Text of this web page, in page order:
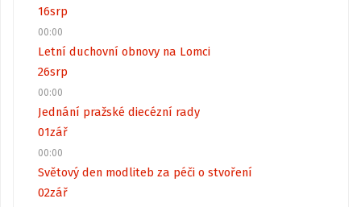
16srp
00:00
Letní duchovní obnovy na Lomci
26srp
00:00
Jednání pražské diecézní rady
01zář
00:00
Světový den modliteb za péči o stvoření
02zář